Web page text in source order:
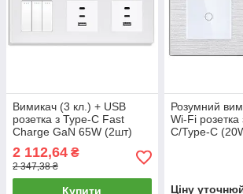
Вимикач (3 кл.) + USB
розетка з Type-C Fast
Charge GaN 65W (2шт)
FC65WX2.WT)
2 112,64 ₴
2 347,38 ₴
Купити
Розумний
Wi-Fi розетка
C/Type-C
Ціну